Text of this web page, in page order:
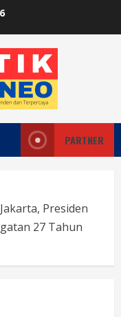
PARTNER
Presiden
27 Tahun